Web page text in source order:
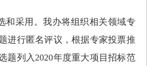
和采用。我办将组织相关领域专
进行匿名评议，根据专家投票推
题列入2020年度重大项目招标范